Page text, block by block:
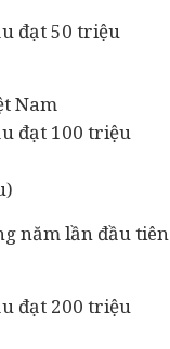
đạt 50 triệu
Nam
đạt 100 triệu
năm lần đầu tiên
đạt 200 triệu